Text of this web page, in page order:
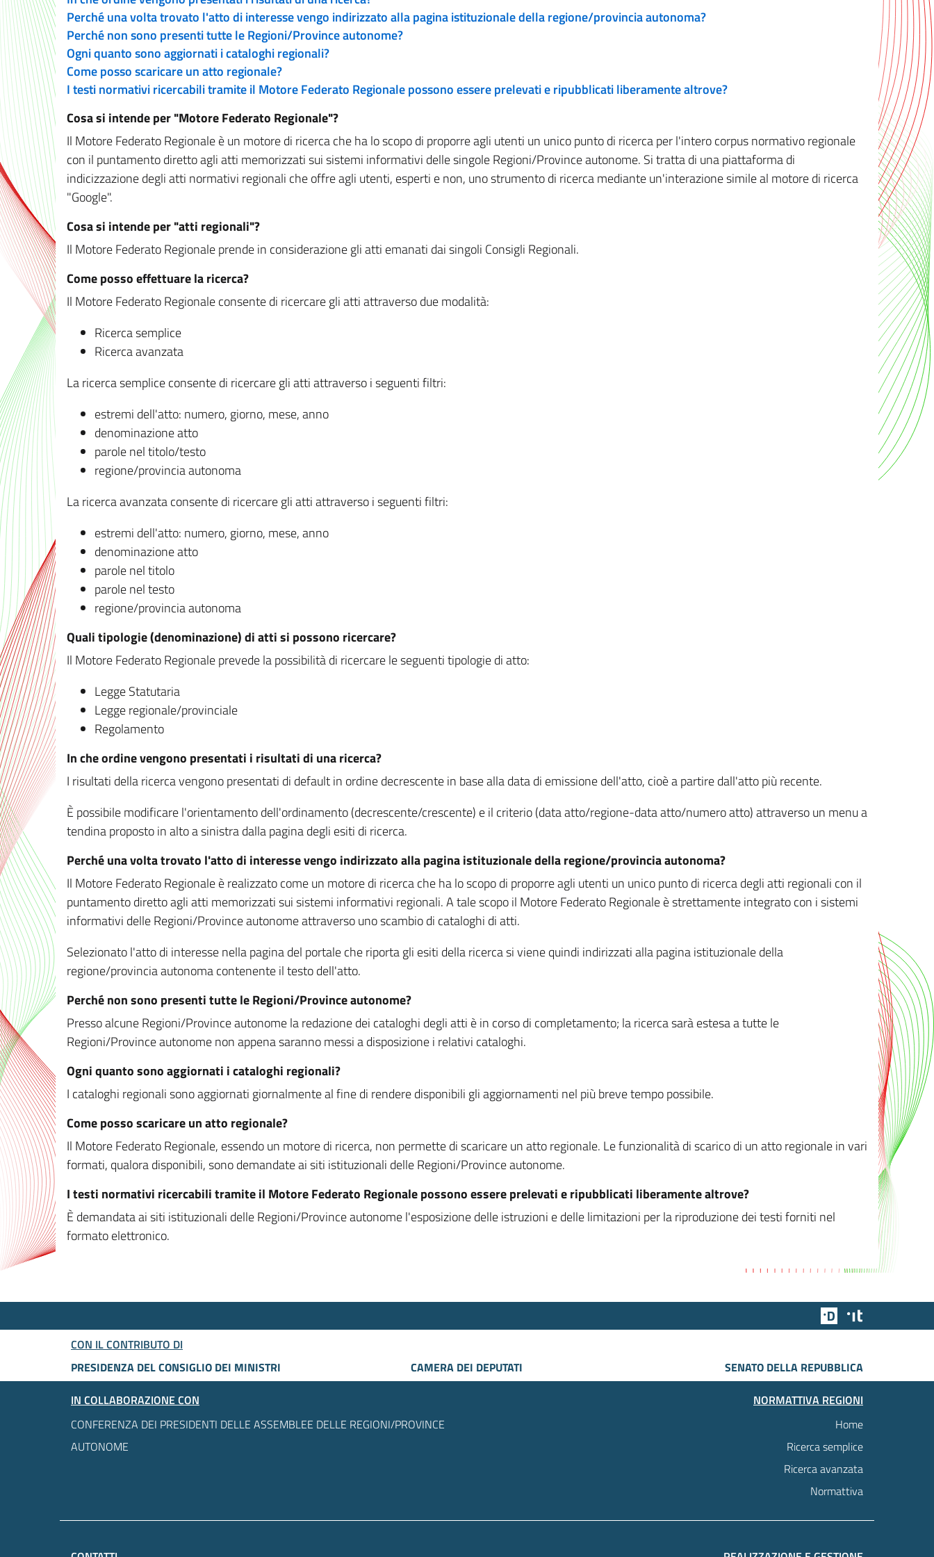
Perché una volta trovato l'atto di interesse vengo indirizzato alla pagina istituzionale della regione/provincia autonoma?
Perché non sono presenti tutte le Regioni/Province autonome?
Ogni quanto sono aggiornati i cataloghi regionali?
Come posso scaricare un atto regionale?
I testi normativi ricercabili tramite il Motore Federato Regionale possono essere prelevati e ripubblicati liberamente altrove?
Cosa si intende per "Motore Federato Regionale"?
Il Motore Federato Regionale è un motore di ricerca che ha lo scopo di proporre agli utenti un unico punto di ricerca per l'intero corpus normativo regionale
con il puntamento diretto agli atti memorizzati sui sistemi informativi delle singole Regioni/Province autonome. Si tratta di una piattaforma di
indicizzazione degli atti normativi regionali che offre agli utenti, esperti e non, uno strumento di ricerca mediante un'interazione simile al motore di ricerca
"Google".
Cosa si intende per "atti regionali"?
Il Motore Federato Regionale prende in considerazione gli atti emanati dai singoli Consigli Regionali.
Come posso effettuare la ricerca?
Il Motore Federato Regionale consente di ricercare gli atti attraverso due modalità:
Ricerca semplice
Ricerca avanzata
La ricerca semplice consente di ricercare gli atti attraverso i seguenti filtri:
estremi dell'atto: numero, giorno, mese, anno
denominazione atto
parole nel titolo/testo
regione/provincia autonoma
La ricerca avanzata consente di ricercare gli atti attraverso i seguenti filtri:
estremi dell'atto: numero, giorno, mese, anno
denominazione atto
parole nel titolo
parole nel testo
regione/provincia autonoma
Quali tipologie (denominazione) di atti si possono ricercare?
Il Motore Federato Regionale prevede la possibilità di ricercare le seguenti tipologie di atto:
Legge Statutaria
Legge regionale/provinciale
Regolamento
In che ordine vengono presentati i risultati di una ricerca?
I risultati della ricerca vengono presentati di default in ordine decrescente in base alla data di emissione dell'atto, cioè a partire dall'atto più recente.
È possibile modificare l'orientamento dell'ordinamento (decrescente/crescente) e il criterio (data atto/regione-data atto/numero atto) attraverso un menu a
tendina proposto in alto a sinistra dalla pagina degli esiti di ricerca.
Perché una volta trovato l'atto di interesse vengo indirizzato alla pagina istituzionale della regione/provincia autonoma?
Il Motore Federato Regionale è realizzato come un motore di ricerca che ha lo scopo di proporre agli utenti un unico punto di ricerca degli atti regionali con il
puntamento diretto agli atti memorizzati sui sistemi informativi regionali. A tale scopo il Motore Federato Regionale è strettamente integrato con i sistemi
informativi delle Regioni/Province autonome attraverso uno scambio di cataloghi di atti.
Selezionato l'atto di interesse nella pagina del portale che riporta gli esiti della ricerca si viene quindi indirizzati alla pagina istituzionale della
regione/provincia autonoma contenente il testo dell'atto.
Perché non sono presenti tutte le Regioni/Province autonome?
Presso alcune Regioni/Province autonome la redazione dei cataloghi degli atti è in corso di completamento; la ricerca sarà estesa a tutte le
Regioni/Province autonome non appena saranno messi a disposizione i relativi cataloghi.
Ogni quanto sono aggiornati i cataloghi regionali?
I cataloghi regionali sono aggiornati giornalmente al fine di rendere disponibili gli aggiornamenti nel più breve tempo possibile.
Come posso scaricare un atto regionale?
Il Motore Federato Regionale, essendo un motore di ricerca, non permette di scaricare un atto regionale. Le funzionalità di scarico di un atto regionale in vari
formati, qualora disponibili, sono demandate ai siti istituzionali delle Regioni/Province autonome.
I testi normativi ricercabili tramite il Motore Federato Regionale possono essere prelevati e ripubblicati liberamente altrove?
È demandata ai siti istituzionali delle Regioni/Province autonome l'esposizione delle istruzioni e delle limitazioni per la riproduzione dei testi forniti nel
formato elettronico.
Team Digitale
CON IL CONTRIBUTO DI
PRESIDENZA DEL CONSIGLIO DEI MINISTRI
CAMERA DEI DEPUTATI
SENATO DELLA REPUBBLICA
IN COLLABORAZIONE CON
CONFERENZA DEI PRESIDENTI DELLE ASSEMBLEE DELLE REGIONI/PROVINCE
AUTONOME
NORMATTIVA REGIONI
Home
Ricerca semplice
Ricerca avanzata
Normattiva